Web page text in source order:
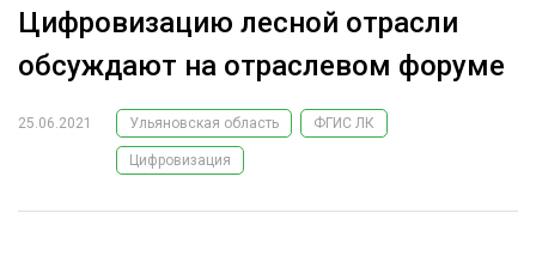
РЕКЛАМОДАТЕЛЯМ
ЛЕСНОЕ ХОЗЯЙСТВО
ЛЕСОЗАГОТОВКА
Цифровизацию лесной отрасли
обсуждают на отраслевом форуме
25.06.2021 Ульяновская область ФГИС ЛК
Цифровизация